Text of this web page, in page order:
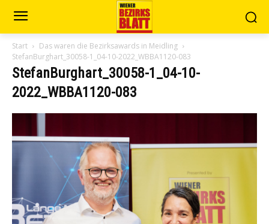
Start
Das waren die Bezirksawards in Meidling
StefanBurghart_30058-1_04-10-2022_WBBA1120-083
StefanBurghart_30058-1_04-10-
2022_WBBA1120-083